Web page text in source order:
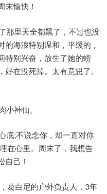
末愉快！
那里天全都黑了，不过也没
海浪特别温和，平缓的，
特别兴奋，放生了她的螃
在没死掉。太有意思了。
神仙。
底;不说念你，却一直对你
在心里。周末了，我想告
自己！
葛白尼的户外负责人，3年